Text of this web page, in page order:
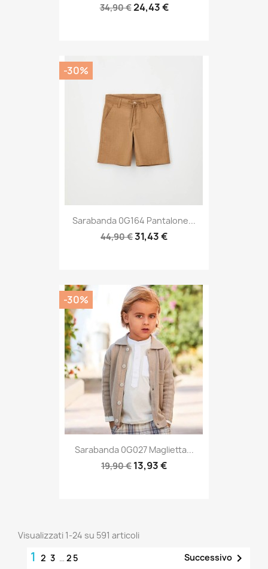
34,90 €24,43 €
Sarabanda 0G164 Pantalone...
44,90 €31,43 €
-30%
Sarabanda 0G027 Maglietta...
19,90 € 13,93 €
-30%
Visualizzati 1-24 su 591 articoli
1 2 3 … 25 Successivo 